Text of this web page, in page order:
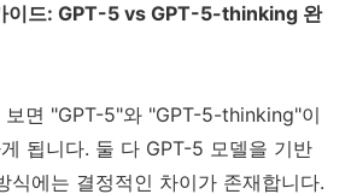
이드: GPT-5 vs GPT-5-thinking 완
보면 "GPT-5"와 "GPT-5-thinking"이
됩니다. 둘 다 GPT-5 모델을 기반
식에는 결정적인 차이가 존재합니다.